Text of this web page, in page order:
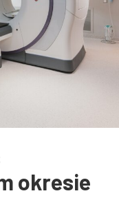
okresie